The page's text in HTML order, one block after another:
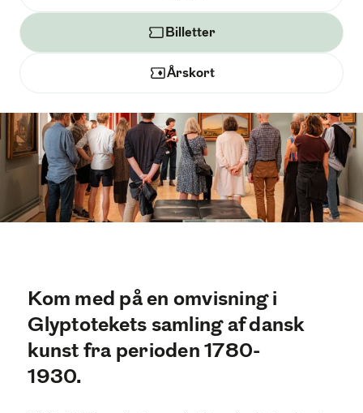
Billetter
Årskort
Kom med på en omvisning i
Glyptotekets samling af dansk
kunst fra perioden 1780-
1930.